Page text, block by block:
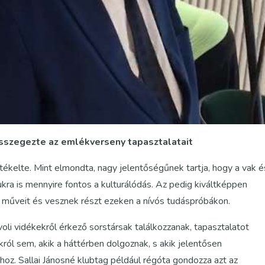
az emlékverseny tapasztalatait
Mint elmondta, nagy jelentőségűnek tartja, hogy a vak
is mennyire fontos a kulturálódás. Az pedig kiváltképpen
és vesznek részt ezeken a nívós tudáspróbákon.
vidékekről érkező sorstársak találkozzanak, tapasztalatot
sem, akik a háttérben dolgoznak, s akik jelentősen
Sallai Jánosné klubtag például régóta gondozza azt az